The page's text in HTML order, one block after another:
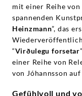
mit einer Reihe
spannenden
Heinzmann”, das
“Virðulegu forsetar
einer Reihe von
von Jóhannsson
Gefühlvoll und